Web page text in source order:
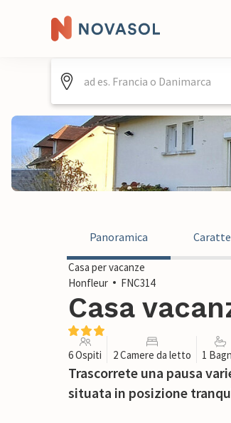
Panoramica
Casa per vacanze
Honfleur
FNC314
Casa
6 Ospiti 2 Camere da letto 1
Trascorrete una pausa
situata in posizione